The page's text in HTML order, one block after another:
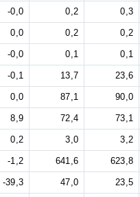
-0,0 0,2 0,3
0,0 0,2 0,2
-0,0 0,1 0,1
-0,1 13,7 23,6
0,0 87,1 90,0
8,9 72,4 73,1
0,2 3,0 3,2
-1,2 641,6 623,8
-39,3 47,0 23,5